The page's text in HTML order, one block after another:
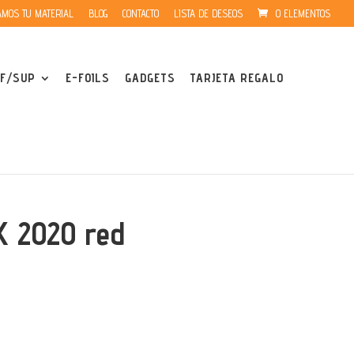
TU MATERIAL BLOG CONTACTO LISTA DE DESEOS 0 ELEMENTOS
SUP E-FOILS GADGETS TARJETA REGALO
2020 red